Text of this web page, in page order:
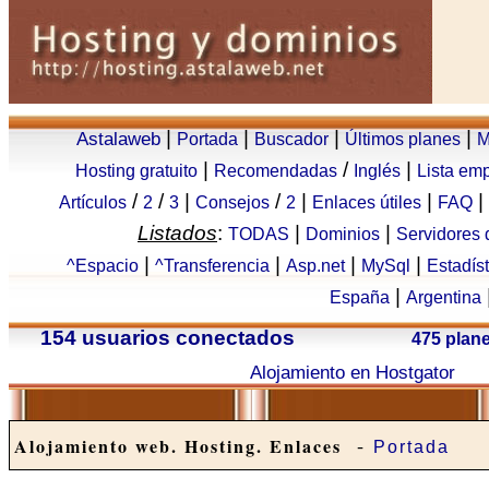
Astalaweb Portada Buscador Últimos planes
Hosting gratuito
Recomendadas / Inglés
Lista
Artículos / 2 / 3 Consejos / 2 Enlaces útiles FAQ
Listados: TODAS Dominios
Servidores
^Espacio
^Transferencia Asp.net| MySql
España
Argentina
154 usuarios conectados
475
Alojamiento en Hostgator
Alojamiento web. Hosting. Enlaces - Portada